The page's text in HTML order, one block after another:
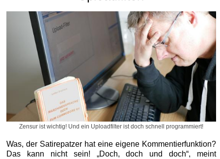
Zensur ist wichtig! Und ein Uploadfilter ist doch schnell programmiert!
Was, der Satirepatzer hat eine eigene Kommentierfunktion?
Das kann nicht sein! „Doch, doch und doch“, meint